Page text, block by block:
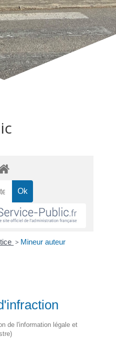
> Mineur auteur
de l'information légale et